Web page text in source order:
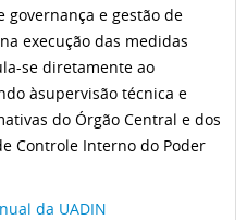
e gestão de
execução das medidas
se diretamente ao
àsupervisão técnica e
do Órgão Central e dos
Controle Interno do Poder
da UADIN